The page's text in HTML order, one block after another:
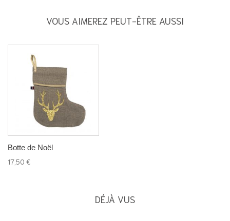
VOUS AIMEREZ PEUT-ÊTRE AUSSI
Botte de Noël
17,50 €
DÉJÀ VUS